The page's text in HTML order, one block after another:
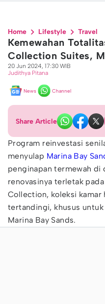
Home Lifestyle Travel
Kemewahan
Collection Suites,
20 Jun 2024, 17:30 WIB
Judithya Pitana
News Channel
Share Article
Program reinvestasi
menyulap Marina Bay
penginapan termewah di
renovasinya terletak pada
Collection, koleksi kamar
tertandingi, khusus
Marina Bay Sands.